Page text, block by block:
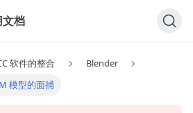
档
软件的整合
Blender
模型的面捕